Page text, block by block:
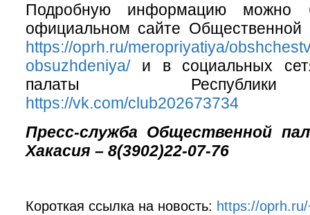
Подробную информацию можно
официальном сайте Общественной
https://oprh.ru/meropriyatiya/
obsuzhdeniya/и в социальных
палаты
https://vk.com/club202673734
Пресс-служба Общественной
Хакасия – 8(3902)22-07-76
Короткая ссылка на новость: https://